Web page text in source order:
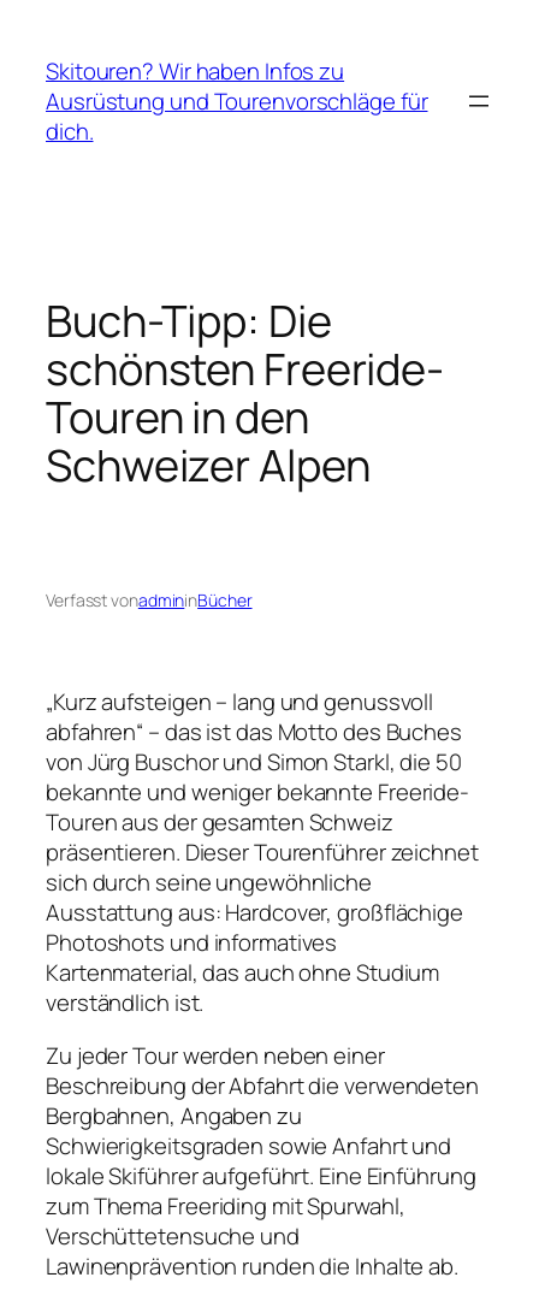
springen
Skitouren? Wir haben Infos zu
Ausrüstung und Tourenvorschläge für
dich.
Buch-Tipp: Die
schönsten Freeride-
Touren in den
Schweizer Alpen
Verfasst vonadmininBücher
„Kurz aufsteigen – lang und genussvoll
abfahren“ – das ist das Motto des Buches
von Jürg Buschor und Simon Starkl, die 50
bekannte und weniger bekannte Freeride-
Touren aus der gesamten Schweiz
präsentieren. Dieser Tourenführer zeichnet
sich durch seine ungewöhnliche
Ausstattung aus: Hardcover, großflächige
Photoshots und informatives
Kartenmaterial, das auch ohne Studium
verständlich ist.
Zu jeder Tour werden neben einer
Beschreibung der Abfahrt die verwendeten
Bergbahnen, Angaben zu
Schwierigkeitsgraden sowie Anfahrt und
lokale Skiführer aufgeführt. Eine Einführung
zum Thema Freeriding mit Spurwahl,
Verschüttetensuche und
Lawinenprävention runden die Inhalte ab.